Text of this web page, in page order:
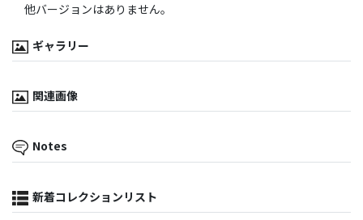
他バージョンはありません。
ギャラリー
関連画像
Notes
新着コレクションリスト